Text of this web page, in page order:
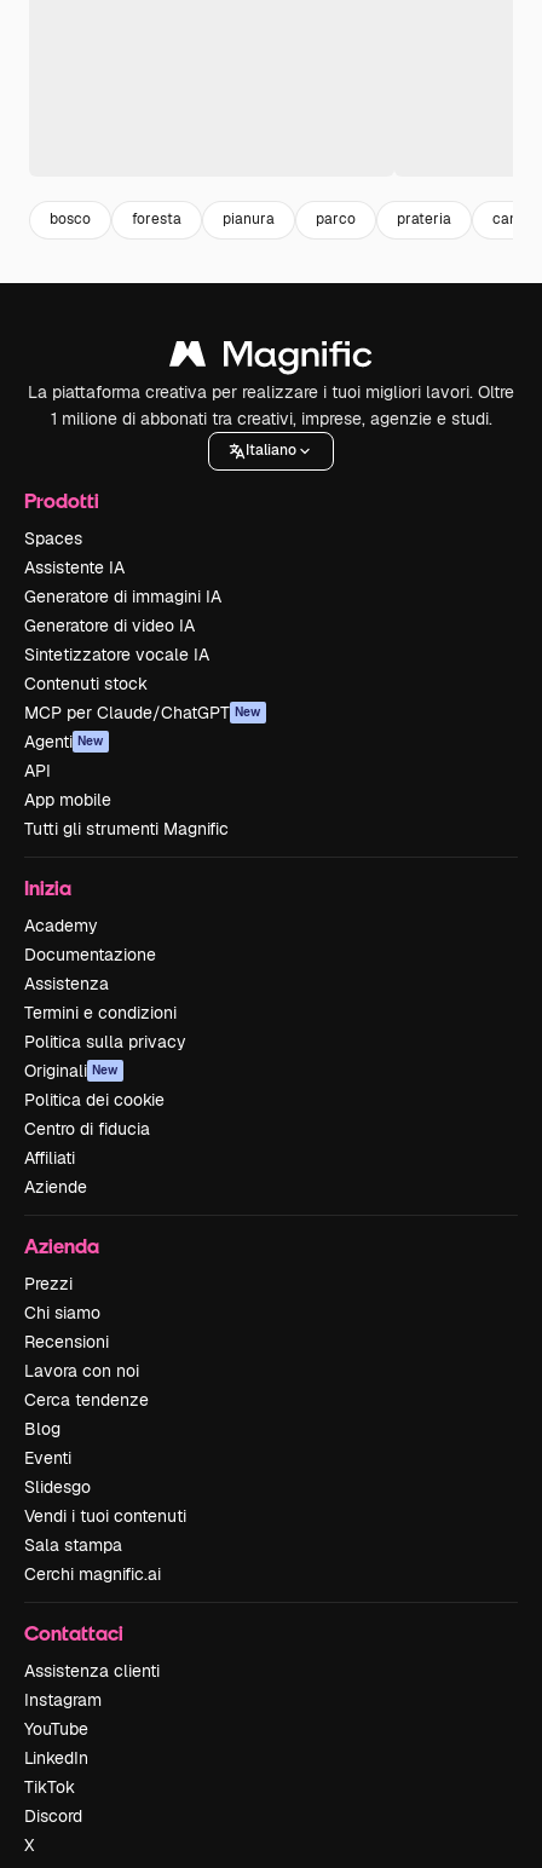
bosco foresta pianura parco prateria campo
La piattaforma creativa per realizzare i tuoi migliori lavori. Oltre
1 milione di abbonati tra creativi, imprese, agenzie e studi.
Italiano
Prodotti
Spaces
Assistente IA
Generatore di immagini IA
Generatore di video IA
Sintetizzatore vocale IA
Contenuti stock
MCP per Claude/ChatGPT New
Agenti New
API
App mobile
Tutti gli strumenti Magnific
Inizia
Academy
Documentazione
Assistenza
Termini e condizioni
Politica sulla privacy
Originali New
Politica dei cookie
Centro di fiducia
Affiliati
Aziende
Azienda
Prezzi
Chi siamo
Recensioni
Lavora con noi
Cerca tendenze
Blog
Eventi
Slidesgo
Vendi i tuoi contenuti
Sala stampa
Cerchi magnific.ai
Contattaci
Assistenza clienti
Instagram
YouTube
LinkedIn
TikTok
Discord
X